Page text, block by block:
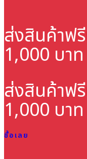
ส่งสินค้าฟรี
1,000 บาท
ส่งสินค้าฟรี
1,000 บาท
ซื้อเลย